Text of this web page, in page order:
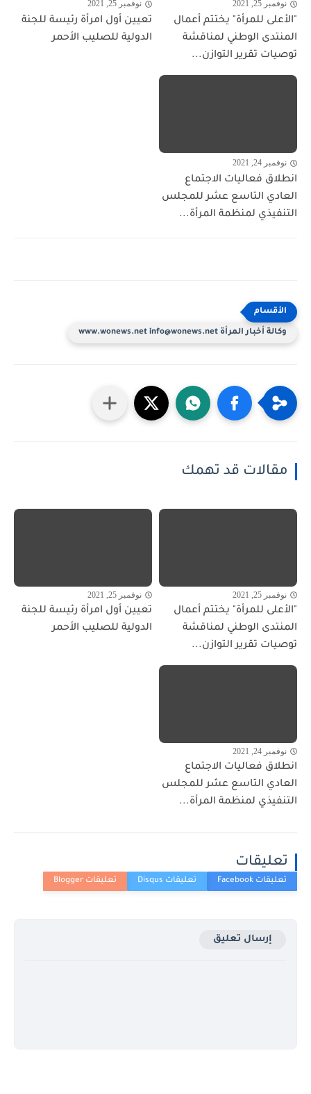
نوفمبر 25, 2021
"الأعلى للمرأة" يختتم أعمال
المنتدى الوطني لمناقشة
توصيات تقرير التوازن...
نوفمبر 25, 2021
تعيين أول امرأة رئيسة للجنة
الدولية للصليب الأحمر
نوفمبر 24, 2021
انطلاق فعاليات الاجتماع
العادي التاسع عشر للمجلس
التنفيذي لمنظمة المرأة...
وكالة أخبار المرأة www.wonews.net info@wonews.net
مقالات قد تهمك
نوفمبر 25, 2021
"الأعلى للمرأة" يختتم أعمال
المنتدى الوطني لمناقشة
توصيات تقرير التوازن...
نوفمبر 25, 2021
تعيين أول امرأة رئيسة للجنة
الدولية للصليب الأحمر
نوفمبر 24, 2021
انطلاق فعاليات الاجتماع
العادي التاسع عشر للمجلس
التنفيذي لمنظمة المرأة...
تعليقات
إرسال تعليق